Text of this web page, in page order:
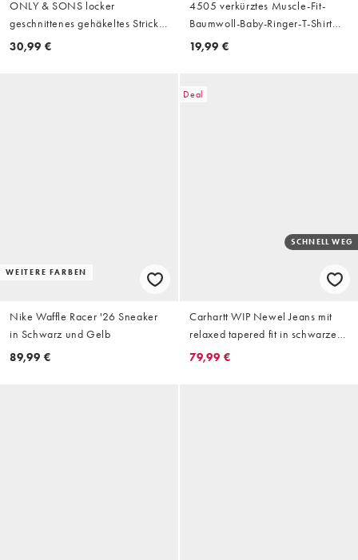
ONLY & SONS locker
geschnittenes gehäkeltes Strick-
Polo in Creme mit Streifen
30,99 €
4505 verkürztes Muscle-Fit-
Baumwoll-Baby-Ringer-T-Shirt
mit Quick-Dry-Finish in Schwarz
19,99 €
WEITERE FARBEN
Nike Waffle Racer '26 Sneaker
in Schwarz und Gelb
89,99 €
Deal
SCHNELL WEG
Carhartt WIP Newel Jeans mit
relaxed tapered fit in schwarzer
Waschung
79,99 €